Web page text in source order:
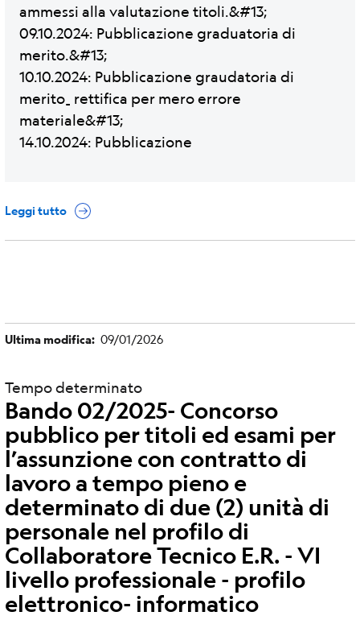
ammessi alla valutazione titoli.&#13;
09.10.2024: Pubblicazione graduatoria di
merito.&#13;
10.10.2024: Pubblicazione graudatoria di
merito_ rettifica per mero errore
materiale&#13;
14.10.2024: Pubblicazione
Leggi tutto
Ultima modifica 09/01/2026
Tempo determinato
Bando 02/2025- Concorso
pubblico per titoli ed esami per
l’assunzione con contratto di
lavoro a tempo pieno e
determinato di due (2) unità di
personale nel profilo di
Collaboratore Tecnico E.R. - VI
livello professionale - profilo
elettronico- informatico